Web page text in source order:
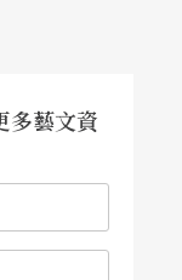
多藝文資